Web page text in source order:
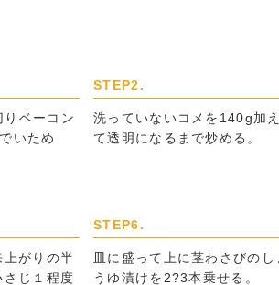
ベーコン
いため
STEP2.
洗っていないコメを140g加
て透明になるまで炒める。
上がりの半
じ１程度
STEP6.
皿に盛って上に茎わさびのし
うゆ漬けを2?3本乗せる。